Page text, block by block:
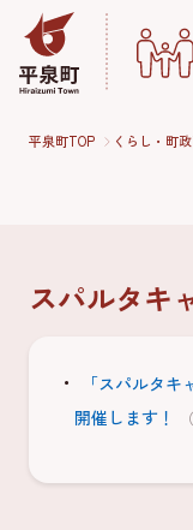
平泉町TOP くらし・町
スパルタキ
「スパルタ
開催します！